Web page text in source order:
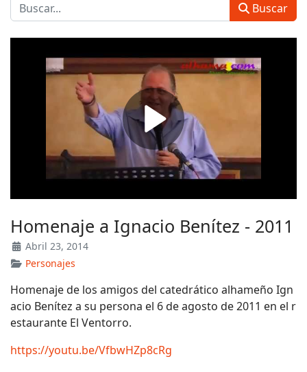
Buscar
Homenaje a Ignacio Benítez - 2011
Abril 23, 2014
Personajes
Homenaje de los amigos del catedrático alhameño Ign
acio Benítez a su persona el 6 de agosto de 2011 en el r
estaurante El Ventorro.
https://youtu.be/VfbwHZp8cRg